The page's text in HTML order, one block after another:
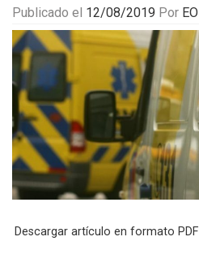
Publicado el 12/08/2019 Por EO
Descargar artículo en formato PDF